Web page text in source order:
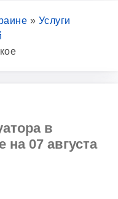
» Услуги
в
на 07 августа